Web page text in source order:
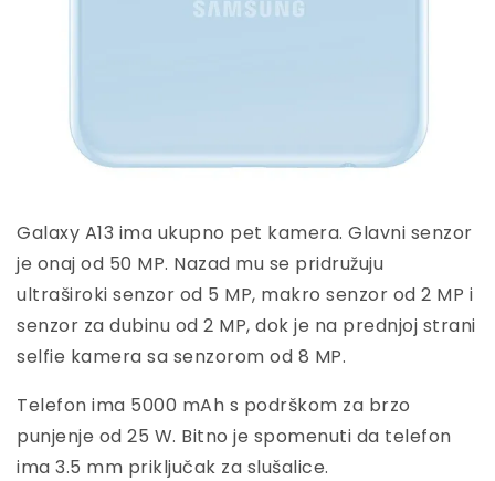
Galaxy A13 ima ukupno pet kamera. Glavni senzor
je onaj od 50 MP. Nazad mu se pridružuju
ultraširoki senzor od 5 MP, makro senzor od 2 MP i
senzor za dubinu od 2 MP, dok je na prednjoj strani
selfie kamera sa senzorom od 8 MP.
Telefon ima 5000 mAh s podrškom za brzo
punjenje od 25 W. Bitno je spomenuti da telefon
ima 3.5 mm priključak za slušalice.